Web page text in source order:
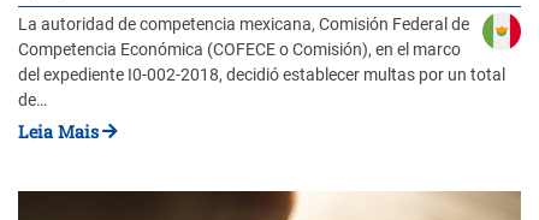
La autoridad de competencia mexicana, Comisión Federal de
Competencia Económica (COFECE o Comisión), en el marco
del expediente I0-002-2018, decidió establecer multas por un total
de…
Leia Mais